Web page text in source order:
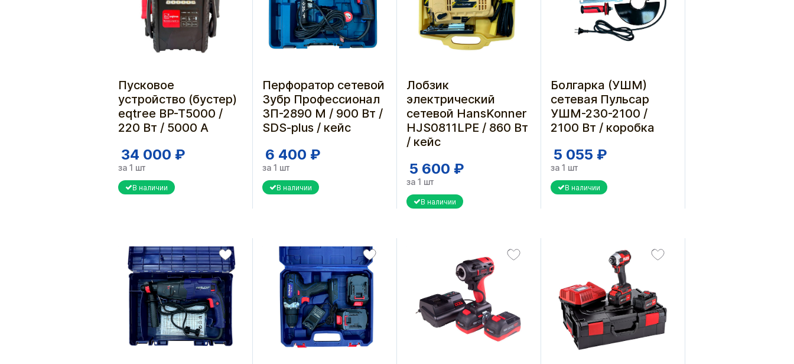
Пусковое
устройство (бустер)
eqtree BP-T5000 /
220 Вт / 5000 А
34 000 ₽
за 1 шт
В наличии
Перфоратор сетевой
Зубр Профессионал
ЗП-2890 М / 900 Вт /
SDS-plus / кейс
6 400 ₽
за 1 шт
В наличии
Лобзик
электрический
сетевой HansKonner
HJS0811LPE / 860 Вт
/ кейс
5 600 ₽
за 1 шт
В наличии
Болгарка (УШМ)
сетевая Пульсар
УШМ-230-2100 /
2100 Вт / коробка
5 055 ₽
за 1 шт
В наличии